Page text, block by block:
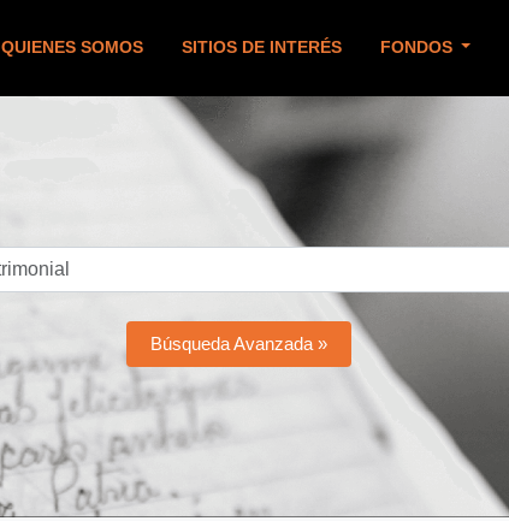
QUIENES SOMOS SITIOS DE INTERÉS FONDOS
Búsqueda Avanzada »